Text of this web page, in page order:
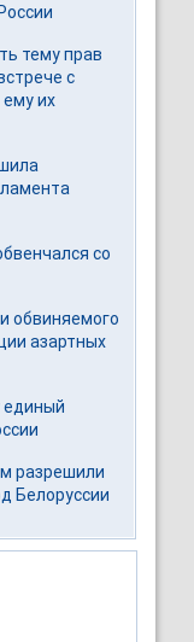
тему прав
с
их
со
обвиняемого
азартных
единый
разрешили
Белоруссии